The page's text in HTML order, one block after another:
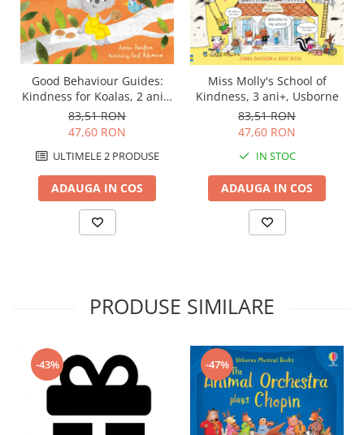
Good Behaviour Guides:
Kindness for Koalas, 2 ani+,
Usborne
83,51 RON
47,60 RON
ULTIMELE 2 PRODUSE
ADAUGA IN COS
Miss Molly's School of
Kindness, 3 ani+, Usborne
83,51 RON
47,60 RON
IN STOC
ADAUGA IN COS
PRODUSE SIMILARE
-43% -47%